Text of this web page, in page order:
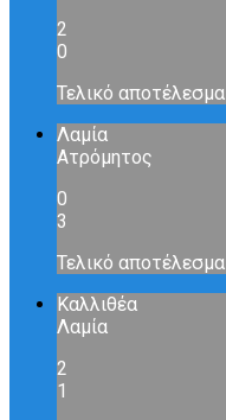
2
0
Τελικό αποτέλεσμα
Λαμία
Ατρόμητος
0
3
Τελικό αποτέλεσμα
Καλλιθέα
Λαμία
2
1